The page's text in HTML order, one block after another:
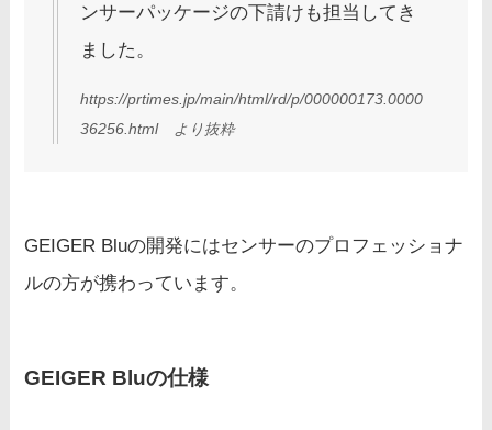
ンサーパッケージの下請けも担当してき
ました。
https://prtimes.jp/main/html/rd/p/000000173.0000
36256.html より抜粋
GEIGER Bluの開発にはセンサーのプロフェッショナ
ルの方が携わっています。
GEIGER Bluの仕様